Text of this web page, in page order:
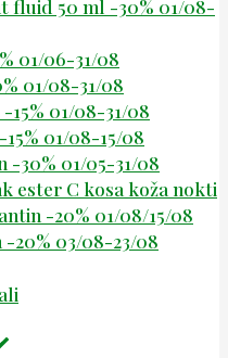
50 ml -30% 01/08-
01/06-31/08
01/08-31/08
15% 01/08-31/08
01/08-15/08
-30% 01/05-31/08
ester C kosa koža nokti
-20% 01/08/15/08
20% 03/08-23/08